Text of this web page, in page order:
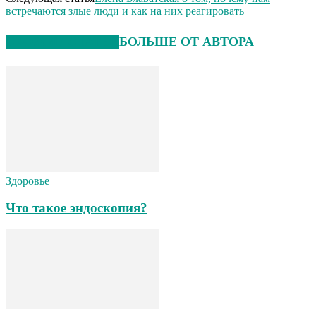
встречаются злые люди и как на них реагировать
БОЛЬШЕ ОТ АВТОРА
Здоровье
Что такое эндоскопия?